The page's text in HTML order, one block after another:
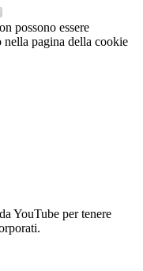
possono essere
pagina della cookie
YouTube per tenere